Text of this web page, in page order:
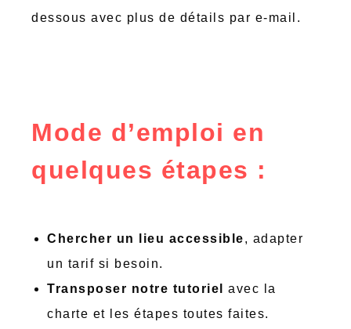
dessous avec plus de détails par e-mail.
Mode d’emploi en
quelques étapes :
Chercher un lieu accessible, adapter
un tarif si besoin.
Transposer notre tutoriel avec la
charte et les étapes toutes faites.